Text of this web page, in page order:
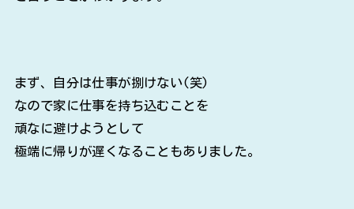
まず、自分は仕事が捌けない(笑)
なので家に仕事を持ち込むことを
頑なに避けようとして
極端に帰りが遅くなることもありました。